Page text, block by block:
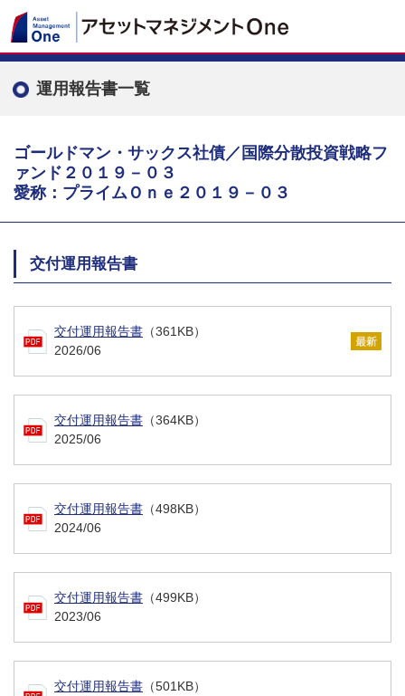
運用報告書一覧
ゴールドマン・サックス社債／国際分散投資戦略フ
ァンド２０１９－０３
愛称：プライムＯｎｅ２０１９－０３
交付運用報告書
交付運用報告書 （361KB）
2026/06
交付運用報告書 （364KB）
2025/06
交付運用報告書 （498KB）
2024/06
交付運用報告書 （499KB）
2023/06
交付運用報告書 （501KB）